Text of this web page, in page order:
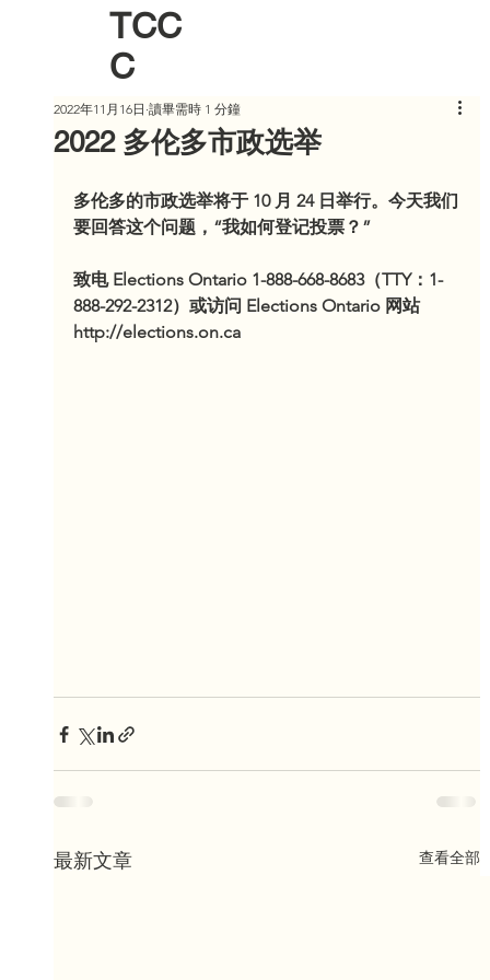
TCC
C
2022 多伦多市政选举
2022年11月16日 讀畢需時 1 分鐘
多伦多的市政选举将于 10 月 24 日举行。今天我们
要回答这个问题，“我如何登记投票？”
致电 Elections Ontario 1-888-668-8683（TTY：1-
888-292-2312）或访问 Elections Ontario 网站
http://elections.on.ca
最新文章 查看全部